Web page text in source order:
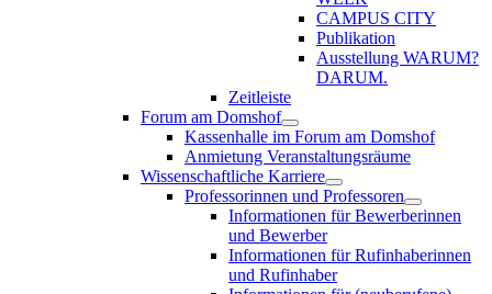
CAMPUS CITY
Publikation
Ausstellung WARUM?
DARUM.
Zeitleiste
Forum am Domshof
Kassenhalle im Forum am Domshof
Anmietung Veranstaltungsräume
Wissenschaftliche Karriere
Professorinnen und Professoren
Informationen für Bewerberinnen
und Bewerber
Informationen für Rufinhaberinnen
und Rufinhaber